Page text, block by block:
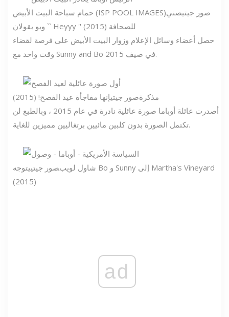
حمام سباحة البيت الأبيض (ISP POOL IMAGES) صور جيتيصني
وبو يقولان `` Heyyy '' للصحافة (2015)
حصل أعضاء وسائل الإعلام وزوار البيت الأبيض على فرصة لقضاء
وقت واحد مع Sunny and Bo في صيف 2015.
مذكرةصور جيتيإنها مفاجأة عيد الفصح! (2015)
أصدرت عائلة أوباما صورة عائلية نادرة في عام 2015 ، وبالطبع لن
تكتمل الصورة بدون كلبين مائيين برتغاليين مميزين للغاية.
شاول لويبصور جيتييتوجه Bo و Sunny إلى Martha's Vineyard
(2015)
ad